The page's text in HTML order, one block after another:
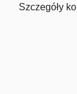
Szczegóły